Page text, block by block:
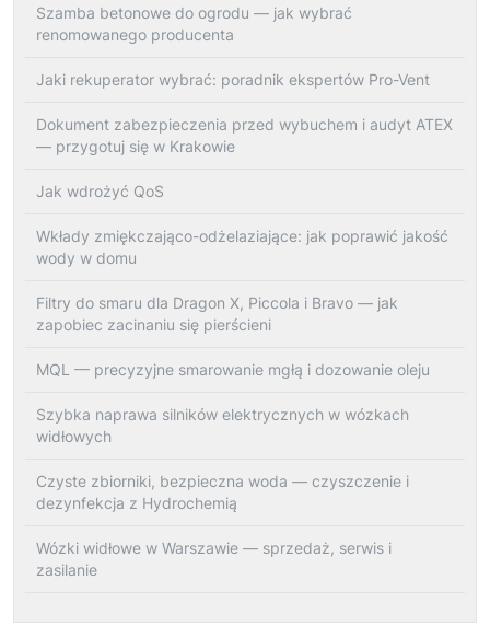
Szamba betonowe do ogrodu — jak wybrać
renomowanego producenta
Jaki rekuperator wybrać: poradnik ekspertów Pro-Vent
Dokument zabezpieczenia przed wybuchem i audyt ATEX
— przygotuj się w Krakowie
Jak wdrożyć QoS
Wkłady zmiękczająco-odżelaziające: jak poprawić jakość
wody w domu
Filtry do smaru dla Dragon X, Piccola i Bravo — jak
zapobiec zacinaniu się pierścieni
MQL — precyzyjne smarowanie mgłą i dozowanie oleju
Szybka naprawa silników elektrycznych w wózkach
widłowych
Czyste zbiorniki, bezpieczna woda — czyszczenie i
dezynfekcja z Hydrochemią
Wózki widłowe w Warszawie — sprzedaż, serwis i
zasilanie